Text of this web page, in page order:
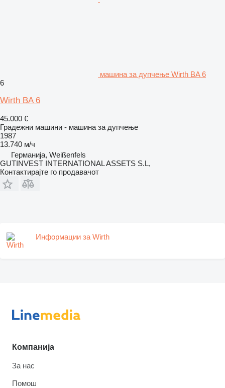
машина за дупчење Wirth BA 6
6
Wirth BA 6
45.000 €
Градежни машини - машина за дупчење
1987
13.740 м/ч
Германија, Weißenfels
GUTINVEST INTERNATIONAL ASSETS S.L,
Контактирајте го продавачот
Информации за Wirth
Компанија
За нас
Помош